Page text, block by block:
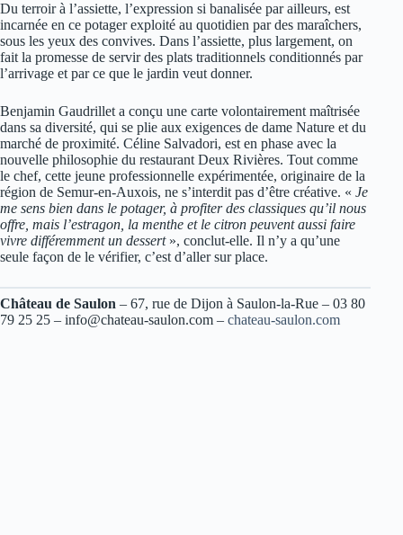
Du terroir à l’assiette, l’expression si banalisée par ailleurs, est
incarnée en ce potager exploité au quotidien par des maraîchers,
sous les yeux des convives. Dans l’assiette, plus largement, on
fait la promesse de servir des plats traditionnels conditionnés par
l’arrivage et par ce que le jardin veut donner.
Benjamin Gaudrillet a conçu une carte volontairement maîtrisée
dans sa diversité, qui se plie aux exigences de dame Nature et du
marché de proximité. Céline Salvadori, est en phase avec la
nouvelle philosophie du restaurant Deux Rivières. Tout comme
le chef, cette jeune professionnelle expérimentée, originaire de la
région de Semur-en-Auxois, ne s’interdit pas d’être créative. « Je
me sens bien dans le potager, à profiter des classiques qu’il nous
offre, mais l’estragon, la menthe et le citron peuvent aussi faire
vivre différemment un dessert », conclut-elle. Il n’y a qu’une
seule façon de le vérifier, c’est d’aller sur place.
Château de Saulon – 67, rue de Dijon à Saulon-la-Rue – 03 80
79 25 25 – info@chateau-saulon.com – chateau-saulon.com